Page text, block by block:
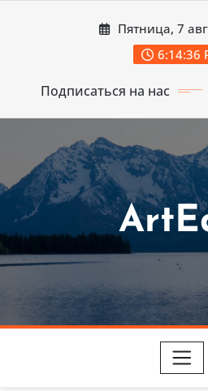
Пятница, 7
6:14:37
Подписаться на нас